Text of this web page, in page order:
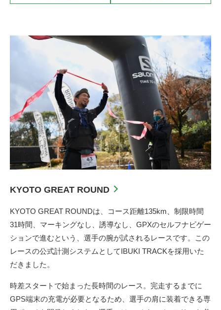
KYOTO GREAT ROUND
KYOTO GREAT ROUNDは、コース距離135km、制限時間
31時間、マーキングなし、誘導なし、GPXのセルフナビゲー
ションで進むという、選手の腕が試されるレースです。この
レースの公式計測システムとしてIBUKI TRACKを採用いた
だきました。
時差スタートで始まった長時間のレース。完走するまでに
GPS端末の充電が必要となるため、選手の肩に装着できる専